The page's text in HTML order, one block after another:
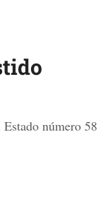
número 58